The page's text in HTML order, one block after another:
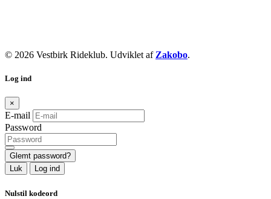
© 2026 Vestbirk Rideklub. Udviklet af Zakobo.
Log ind
×
E-mail
Password
Glemt password?
Luk
Log ind
Nulstil kodeord